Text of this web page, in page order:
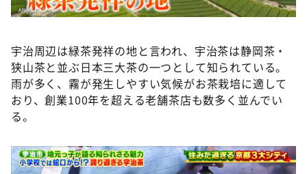
宇治周辺は緑茶発祥の地と言われ、宇治茶は静岡茶・
狭山茶と並ぶ日本三大茶の一つとして知られている。
雨が多く、霧が発生しやすい気候がお茶栽培に適して
おり、創業100年を超える老舗茶店も数多く並んでい
る。